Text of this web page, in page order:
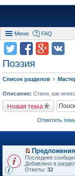
Меню FAQ
Поэзия
Список разделов
Описание: Стихи, как
Новая тема
Отметить
П
е
р
Последнее
Добавлено в
Ответы: 32